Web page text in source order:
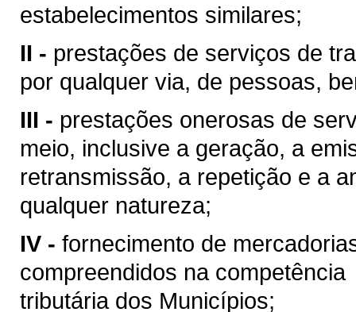
estabelecimentos similares;
II - prestações de serviços de
por qualquer via, de pessoas,
III - prestações onerosas de
meio, inclusive a geração, a
retransmissão, a repetição e a
qualquer natureza;
IV - fornecimento de
compreendidos na competência
tributária dos Municípios;